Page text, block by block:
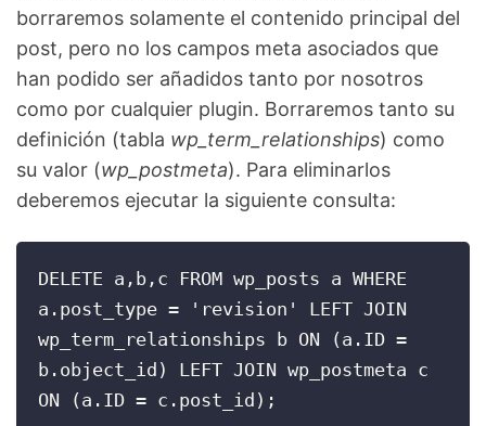
borraremos solamente el contenido principal del
post, pero no los campos meta asociados que
han podido ser añadidos tanto por nosotros
como por cualquier plugin. Borraremos tanto su
definición (tabla wp_term_relationships) como
su valor (wp_postmeta). Para eliminarlos
deberemos ejecutar la siguiente consulta:
DELETE a,b,c FROM wp_posts a WHERE
a.post_type = 'revision' LEFT JOIN
wp_term_relationships b ON (a.ID =
b.object_id) LEFT JOIN wp_postmeta c
ON (a.ID = c.post_id);